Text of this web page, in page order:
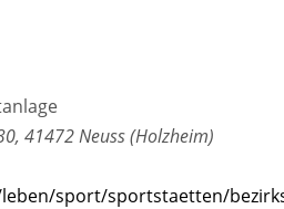
41472 Neuss (Holzheim)
sport/sportstaetten/